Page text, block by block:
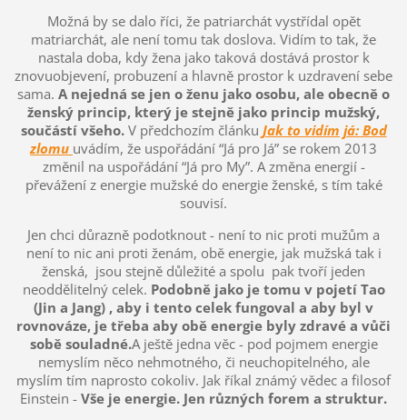
Možná by se dalo říci, že patriarchát vystřídal opět
matriarchát, ale není tomu tak doslova. Vidím to tak, že
nastala doba, kdy žena jako taková dostává prostor k
znovuobjevení, probuzení a hlavně prostor k uzdravení sebe
sama. A nejedná se jen o ženu jako osobu, ale obecně o
ženský princip, který je stejně jako princip mužský,
součástí všeho.V předchozím článku Jak to vidím já: Bod
zlomu uvádím, že uspořádání “Já pro Já” se rokem 2013
změnil na uspořádání “Já pro My”. A změna energií -
převážení z energie mužské do energie ženské, s tím také
souvisí.
Jen chci důrazně podotknout - není to nic proti mužům a
není to nic ani proti ženám, obě energie, jak mužská tak i
ženská, jsou stejně důležité a spolu pak tvoří jeden
neoddělitelný celek. Podobně jako je tomu v pojetí Tao
(Jin a Jang) , aby i tento celek fungoval a aby byl v
rovnováze, je třeba aby obě energie byly zdravé a vůči
sobě souladné.A ještě jedna věc - pod pojmem energie
nemyslím něco nehmotného, či neuchopitelného, ale
myslím tím naprosto cokoliv. Jak říkal známý vědec a filosof
Einstein - Vše je energie. Jen různých forem a struktur.